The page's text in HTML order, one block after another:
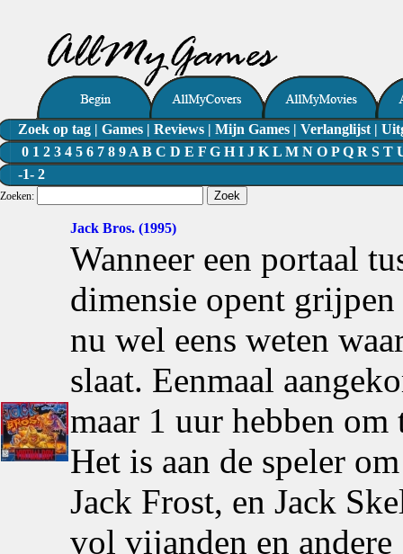
Zoek op tag | Games | Reviews | Mijn Games | Verlanglijst |
0 1 2 3 4 5 6 7 8 9 A B C D E F G H I J K L M N O P Q R S T
-1- 2
Zoeken:
Jack Bros. (1995)
Wanneer een portaal
dimensie opent
nu wel eens weten
slaat. Eenmaal
maar 1 uur hebben
Het is aan de speler
Jack Frost, en Jack
vol vijanden en andere